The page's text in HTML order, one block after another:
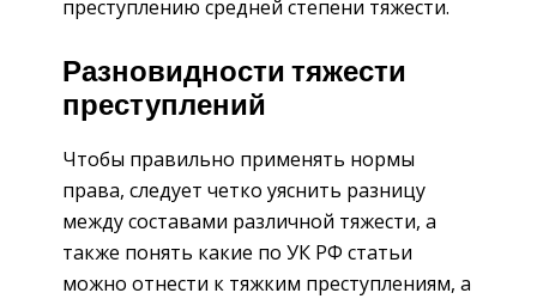
преступлению средней степени тяжести.
Разновидности тяжести
преступлений
Чтобы правильно применять нормы
права, следует четко уяснить разницу
между составами различной тяжести, а
также понять какие по УК РФ статьи
можно отнести к тяжким преступлениям, а